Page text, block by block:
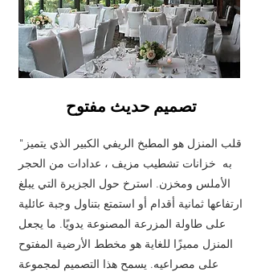
تصميم حديث مفتوح
"قلب المنزل هو المطبخ الريفي الكبير الذي يتميز
به خزانات تشطيب مزيف ، عدادات من الحجر
الأملس ومخزن. استرخ حول الجزيرة التي يبلغ
ارتفاعها ثمانية أقدام أو استمتع بتناول وجبة عائلية
على طاولة المزرعة المصنوعة يدويًا. ما يجعل
المنزل مميزًا للغاية هو مخطط الأرضية المفتوح
على مصراعيه. يسمح هذا التصميم لمجموعة